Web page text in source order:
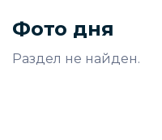
Фото дня
Раздел не найден.